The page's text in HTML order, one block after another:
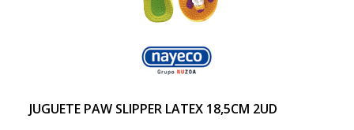
JUGUETE PAW SLIPPER LATEX 18,5CM 2UD